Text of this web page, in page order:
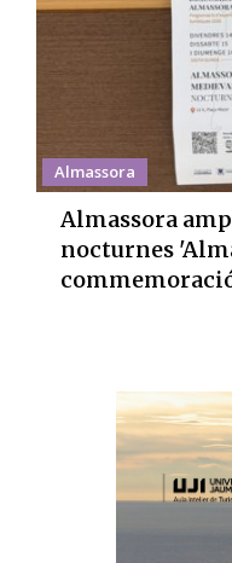
Almassora
Almassora
nocturnes